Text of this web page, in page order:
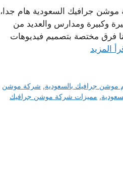
جرافيك السعودية هام جدا،
وكبيرة ومدارس والعديد من
فرق مختصة بتصميم فيديوهات
المزيد
موشن جرافيك بالسعودية, شركة موشن
, مميزات شركة موشن جرافيك